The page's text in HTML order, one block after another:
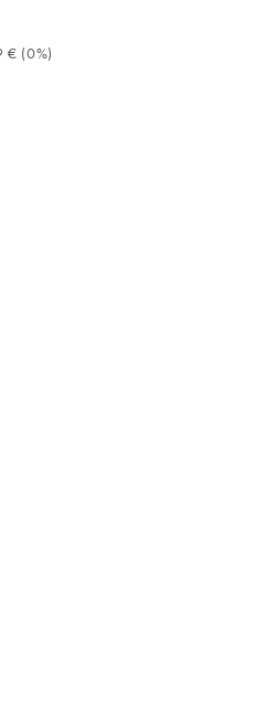
prix sur 30 jours 31,49 € (0%).
€ (0%)